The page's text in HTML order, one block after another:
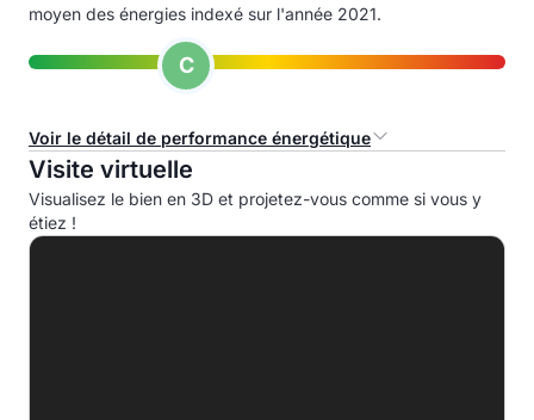
moyen des énergies indexé sur l'année 2021.
C
Voir le détail de performance énergétique
Consommation d'énergie primaire (CEP)
A
Visite virtuelle
Visualisez le bien en 3D et projetez-vous comme si vous y
étiez !